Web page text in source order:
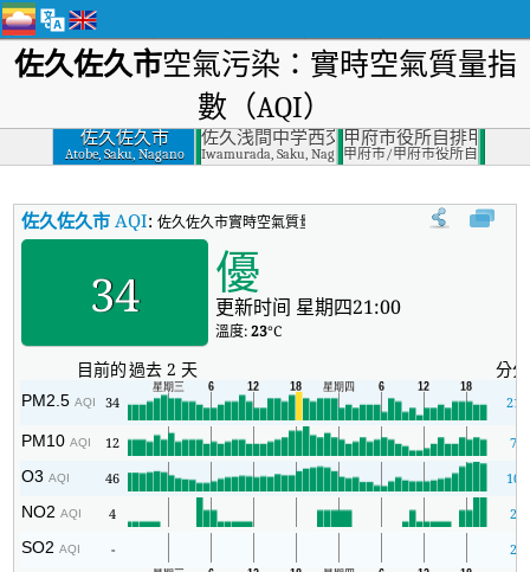
佐久佐久市空氣污染：實時空氣質量指
數（AQI）
佐久佐久市
Atobe, Saku, Nagano
佐久浅間中学西交差点佐久市
Iwamurada, Saku, Nagano Prefecture
甲府市役所自排甲府市
甲府市/甲府市役所自排
佐久佐久市 AQI:佐久佐久市實時空氣質量指數（AQI）。
34 優
更新时间 星期四21:00
溫度:23°C
目前的過去 2 天 分
PM2.5AQI 34 21
PM10AQI 12 7
O3AQI 46 10
NO2AQI 4 2
SO2AQI - 2